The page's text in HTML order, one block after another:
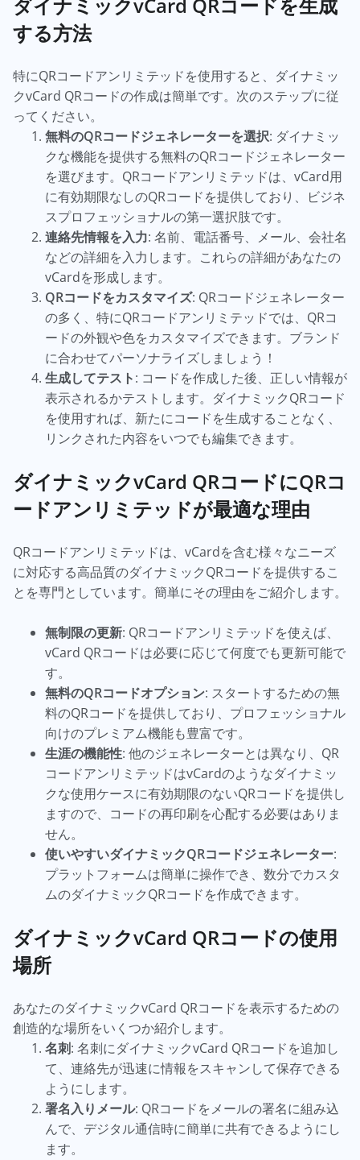
する方法
特にQRコードアンリミテッドを使用すると、ダイナミッ
クvCard QRコードの作成は簡単です。次のステップに従
ってください。
無料のQRコードジェネレーターを選択: ダイナミッ
クな機能を提供する無料のQRコードジェネレーター
を選びます。QRコードアンリミテッドは、vCard用
に有効期限なしのQRコードを提供しており、ビジネ
スプロフェッショナルの第一選択肢です。
連絡先情報を入力: 名前、電話番号、メール、会社名
などの詳細を入力します。これらの詳細があなたの
vCardを形成します。
QRコードをカスタマイズ: QRコードジェネレーター
の多く、特にQRコードアンリミテッドでは、QRコ
ードの外観や色をカスタマイズできます。ブランド
に合わせてパーソナライズしましょう！
生成してテスト: コードを作成した後、正しい情報が
表示されるかテストします。ダイナミックQRコード
を使用すれば、新たにコードを生成することなく、
リンクされた内容をいつでも編集できます。
ダイナミックvCard QRコードにQRコ
ードアンリミテッドが最適な理由
QRコードアンリミテッドは、vCardを含む様々なニーズ
に対応する高品質のダイナミックQRコードを提供するこ
とを専門としています。簡単にその理由をご紹介します。
無制限の更新: QRコードアンリミテッドを使えば、
vCard QRコードは必要に応じて何度でも更新可能で
す。
無料のQRコードオプション: スタートするための無
料のQRコードを提供しており、プロフェッショナル
向けのプレミアム機能も豊富です。
生涯の機能性: 他のジェネレーターとは異なり、QR
コードアンリミテッドはvCardのようなダイナミッ
クな使用ケースに有効期限のないQRコードを提供し
ますので、コードの再印刷を心配する必要はありま
せん。
使いやすいダイナミックQRコードジェネレーター:
プラットフォームは簡単に操作でき、数分でカスタ
ムのダイナミックQRコードを作成できます。
ダイナミックvCard QRコードの使用
場所
あなたのダイナミックvCard QRコードを表示するための
創造的な場所をいくつか紹介します。
名刺: 名刺にダイナミックvCard QRコードを追加し
て、連絡先が迅速に情報をスキャンして保存できる
ようにします。
署名入りメール: QRコードをメールの署名に組み込
んで、デジタル通信時に簡単に共有できるようにし
ます。